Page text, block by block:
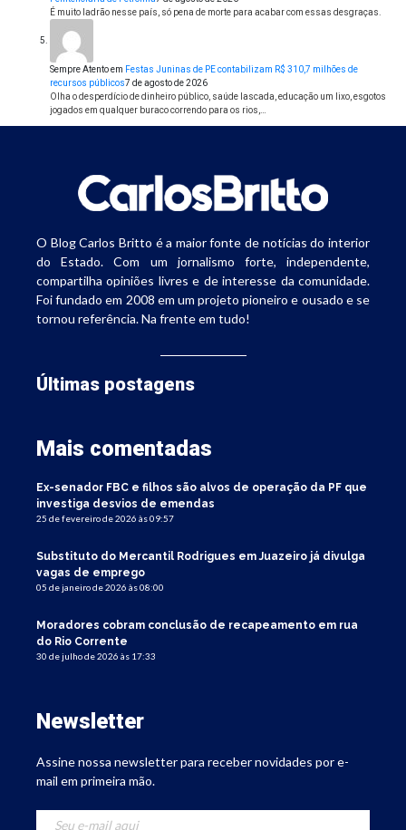
É muito ladrão nesse país, só pena de morte para acabar com essas desgraças.
Sempre Atentoem Festas Juninas de PE contabilizam R$ 310,7 milhões de
recursos públicos7 de agosto de 2026
Olha o desperdício de dinheiro público, saúde lascada, educação um lixo, esgotos
jogados em qualquer buraco correndo para os rios,…
O Blog Carlos Britto é a maior fonte de notícias do interior
do Estado. Com um jornalismo forte, independente,
compartilha opiniões livres e de interesse da comunidade.
Foi fundado em 2008 em um projeto pioneiro e ousado e se
tornou referência. Na frente em tudo!
Últimas postagens
Mais comentadas
Ex-senador FBC e filhos são alvos de operação da PF que
investiga desvios de emendas
25 de fevereiro de 2026 às 09:57
Substituto do Mercantil Rodrigues em Juazeiro já divulga
vagas de emprego
05 de janeiro de 2026 às 08:00
Moradores cobram conclusão de recapeamento em rua
do Rio Corrente
30 de julho de 2026 às 17:33
Newsletter
Assine nossa newsletter para receber novidades por e-
mail em primeira mão.